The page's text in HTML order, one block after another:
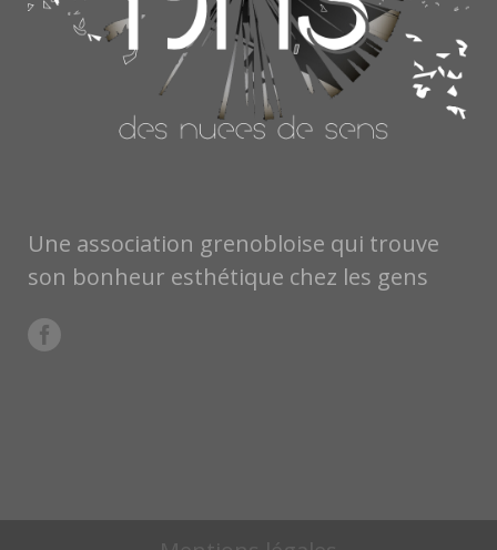
Une association grenobloise qui trouve
son bonheur esthétique chez les gens